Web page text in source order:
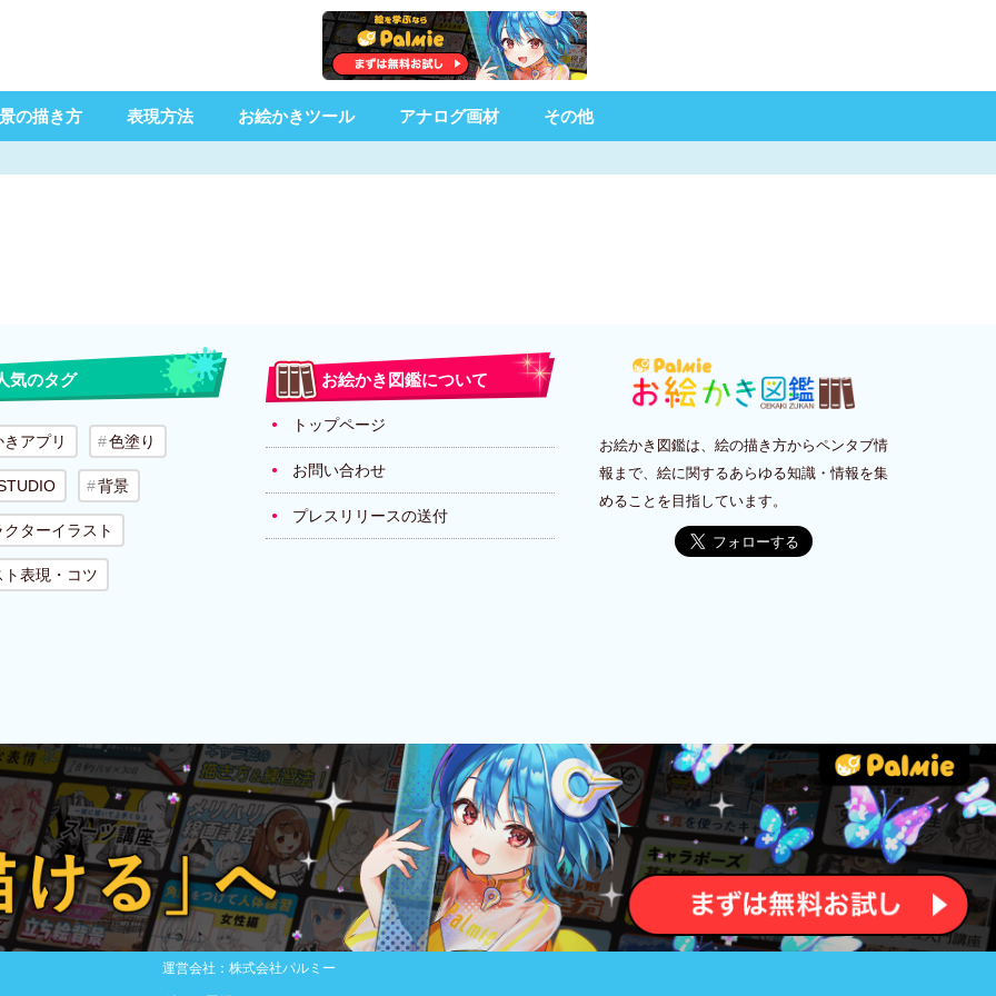
の描き方 表現方法 お絵かきツール アナログ画材 その他
気のタグ
アプリ 色塗り
背景
ターイラスト
ト表現・コツ
お絵かき図鑑について
トップページ
お問い合わせ
プレスリリースの送付
お絵かき図鑑は、絵の描き方からペンタブ情
報まで、絵に関するあらゆる知識・情報を集
めることを目指しています。
運営会社：株式会社パルミー